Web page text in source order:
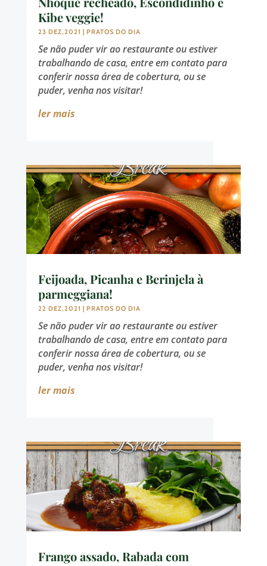
Kibe veggie!
23 DEZ,2021 | PRATOS DO DIA
Se não puder vir ao restaurante ou estiver
trabalhando de casa, entre em contato para
conferir nossa área de cobertura, ou se
puder, venha nos visitar!
ler mais
Feijoada, Picanha e Berinjela à
parmeggiana!
22 DEZ,2021 | PRATOS DO DIA
Se não puder vir ao restaurante ou estiver
trabalhando de casa, entre em contato para
conferir nossa área de cobertura, ou se
puder, venha nos visitar!
ler mais
Frango assado, Rabada com